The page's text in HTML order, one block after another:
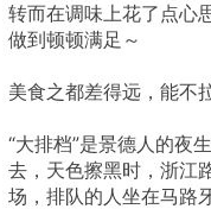
转而在调味上花了点心
做到顿顿满足～
美食之都差得远，能不
“大排档”是景德人的夜
去，天色擦黑时，浙江
场，排队的人坐在马路